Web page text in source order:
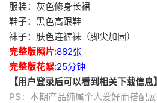
服装：灰色修身长裙
鞋子：黑色高跟鞋
袜子：肤色连裤袜（脚尖加固）
完整版照片:882张
完整版花絮:25分钟
【用户登录后可以看到相关下载信息】
PS：本期产品纯属个人爱好而搭配